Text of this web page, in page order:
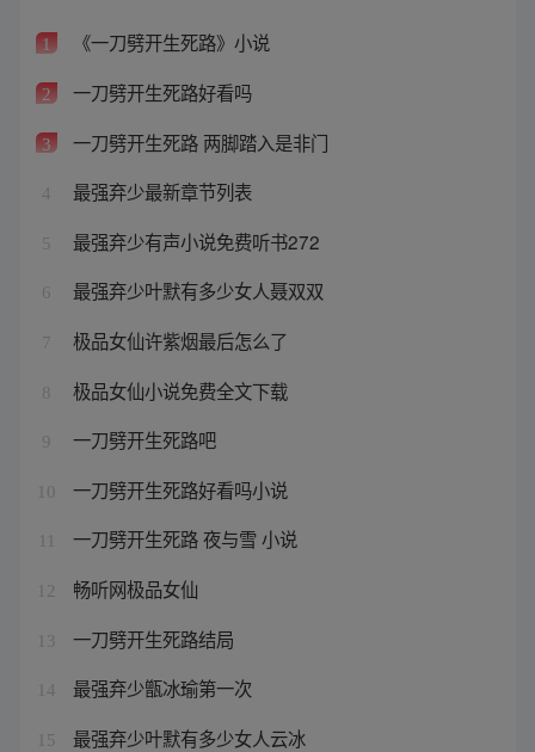
1 《一刀劈开生死路》小说
2 一刀劈开生死路好看吗
3 一刀劈开生死路 两脚踏入是非门
4 最强弃少最新章节列表
5 最强弃少有声小说免费听书272
6 最强弃少叶默有多少女人聂双双
7 极品女仙许紫烟最后怎么了
8 极品女仙小说免费全文下载
9 一刀劈开生死路吧
10 一刀劈开生死路好看吗小说
一刀劈开生死路 夜与雪 小说
12 畅听网极品女仙
13 一刀劈开生死路结局
14 最强弃少甑冰瑜第一次
15 最强弃少叶默有多少女人云冰